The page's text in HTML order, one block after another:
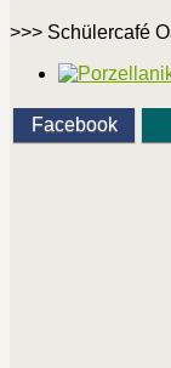
>>> Schülercafé
Facebook